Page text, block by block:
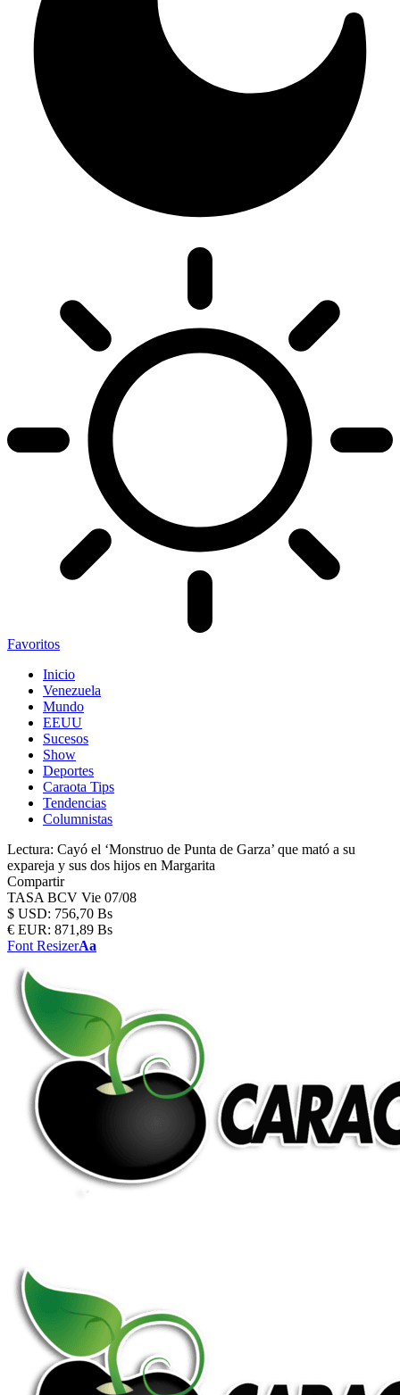
Favoritos
Inicio
Venezuela
Mundo
EEUU
Sucesos
Show
Deportes
Caraota Tips
Tendencias
Columnistas
Lectura: Cayó el ‘Monstruo de Punta de Garza’ que mató a su
expareja y sus dos hijos en Margarita
Compartir
TASA BCV Vie 07/08
$ USD: 756,70 Bs
€ EUR: 871,89 Bs
Font ResizerAa